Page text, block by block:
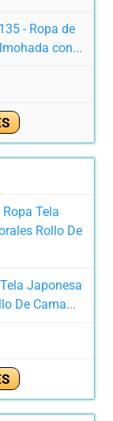
- Ropa de
con...
Japonesa
De Cama...